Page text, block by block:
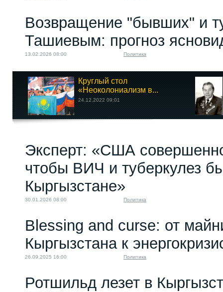
Возвращение "бывших" и
Ташиевым: прогноз
13.02.2026 08:00 Политика
Круглый стол
«Неоколониализм в...
24.12.2022 09:01
Эксперт: «США
чтобы ВИЧ и туберкулез
Кыргызстане»
30.01.2026 08:00 Политика
Blessing and curse: от
Кыргызстана к
26.09.2025 16:00 Политика
Ротшильд лезет в